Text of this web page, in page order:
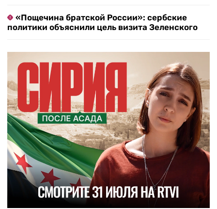
«Пощечина братской России»: сербские
политики объяснили цель визита Зеленского